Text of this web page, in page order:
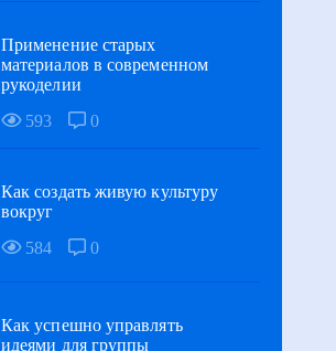
Применение старых
материалов в современном
рукоделии
593
0
Как создать живую культуру
вокруг
584
0
Как успешно управлять
идеями для группы